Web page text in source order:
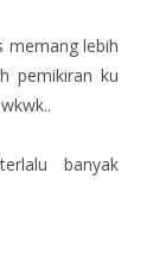
memang lebih
pemikiran ku
banyak